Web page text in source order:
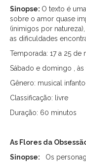
Sinopse: O texto é
sobre o amor quase
(inimigos por
as dificuldades
Temporada: 17 a 25 de
Sábado e domingo , às
Gênero: musical
Classificação: livre
Duração: 60 minutos
As Flores da
Sinopse:
Os